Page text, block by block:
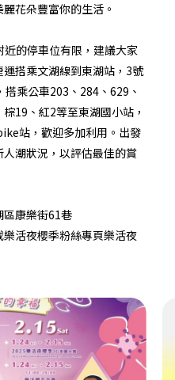
花朵豐富你的生活。
的停車位有限，建議大家
搭乘文湖線到東湖站，3號
乘公車203、284、629、
19、紅2等至東湖國小站，
站，歡迎多加利用。出發
潮狀況，以評估最佳的賞
區康樂街61巷
樂活夜櫻季粉絲專頁樂活夜